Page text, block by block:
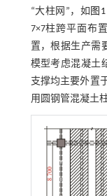
“大柱网”，如 图1
7×7柱跨平面布
置，根据生产需
模型考虑混凝土
支撑均主要外置
用圆钢管混凝土